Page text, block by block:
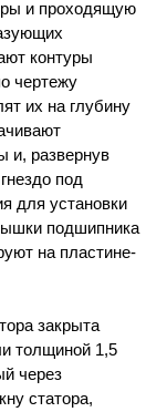
и проходящую
контуры
чертежу
их на глубину
и, развернув
под
для установки
подшипника
на пластине-
закрыта
толщиной 1,5
через
статора,